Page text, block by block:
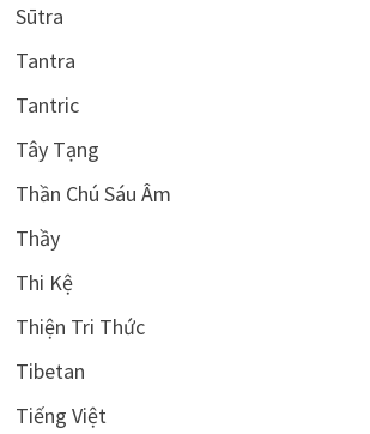
Sūtra
Tantra
Tantric
Tây Tạng
Thần Chú Sáu Âm
Thầy
Thi Kệ
Thiện Tri Thức
Tibetan
Tiếng Việt